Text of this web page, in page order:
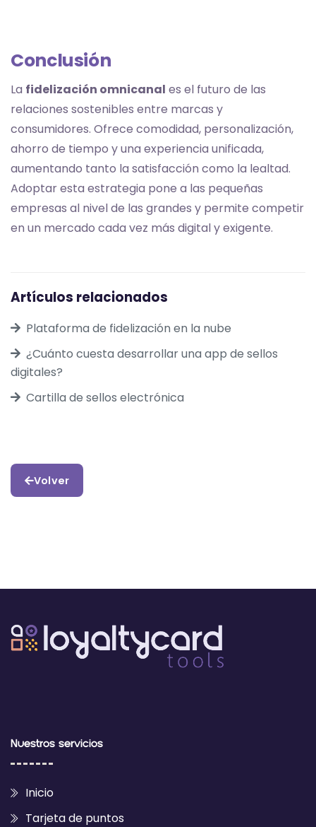
Conclusión
La fidelización omnicanal es el futuro de las
relaciones sostenibles entre marcas y
consumidores. Ofrece comodidad, personalización,
ahorro de tiempo y una experiencia unificada,
aumentando tanto la satisfacción como la lealtad.
Adoptar esta estrategia pone a las pequeñas
empresas al nivel de las grandes y permite competir
en un mercado cada vez más digital y exigente.
Artículos relacionados
Plataforma de fidelización en la nube
¿Cuánto cuesta desarrollar una app de sellos
digitales?
Cartilla de sellos electrónica
Volver
Nuestros servicios
Inicio
Tarjeta de puntos